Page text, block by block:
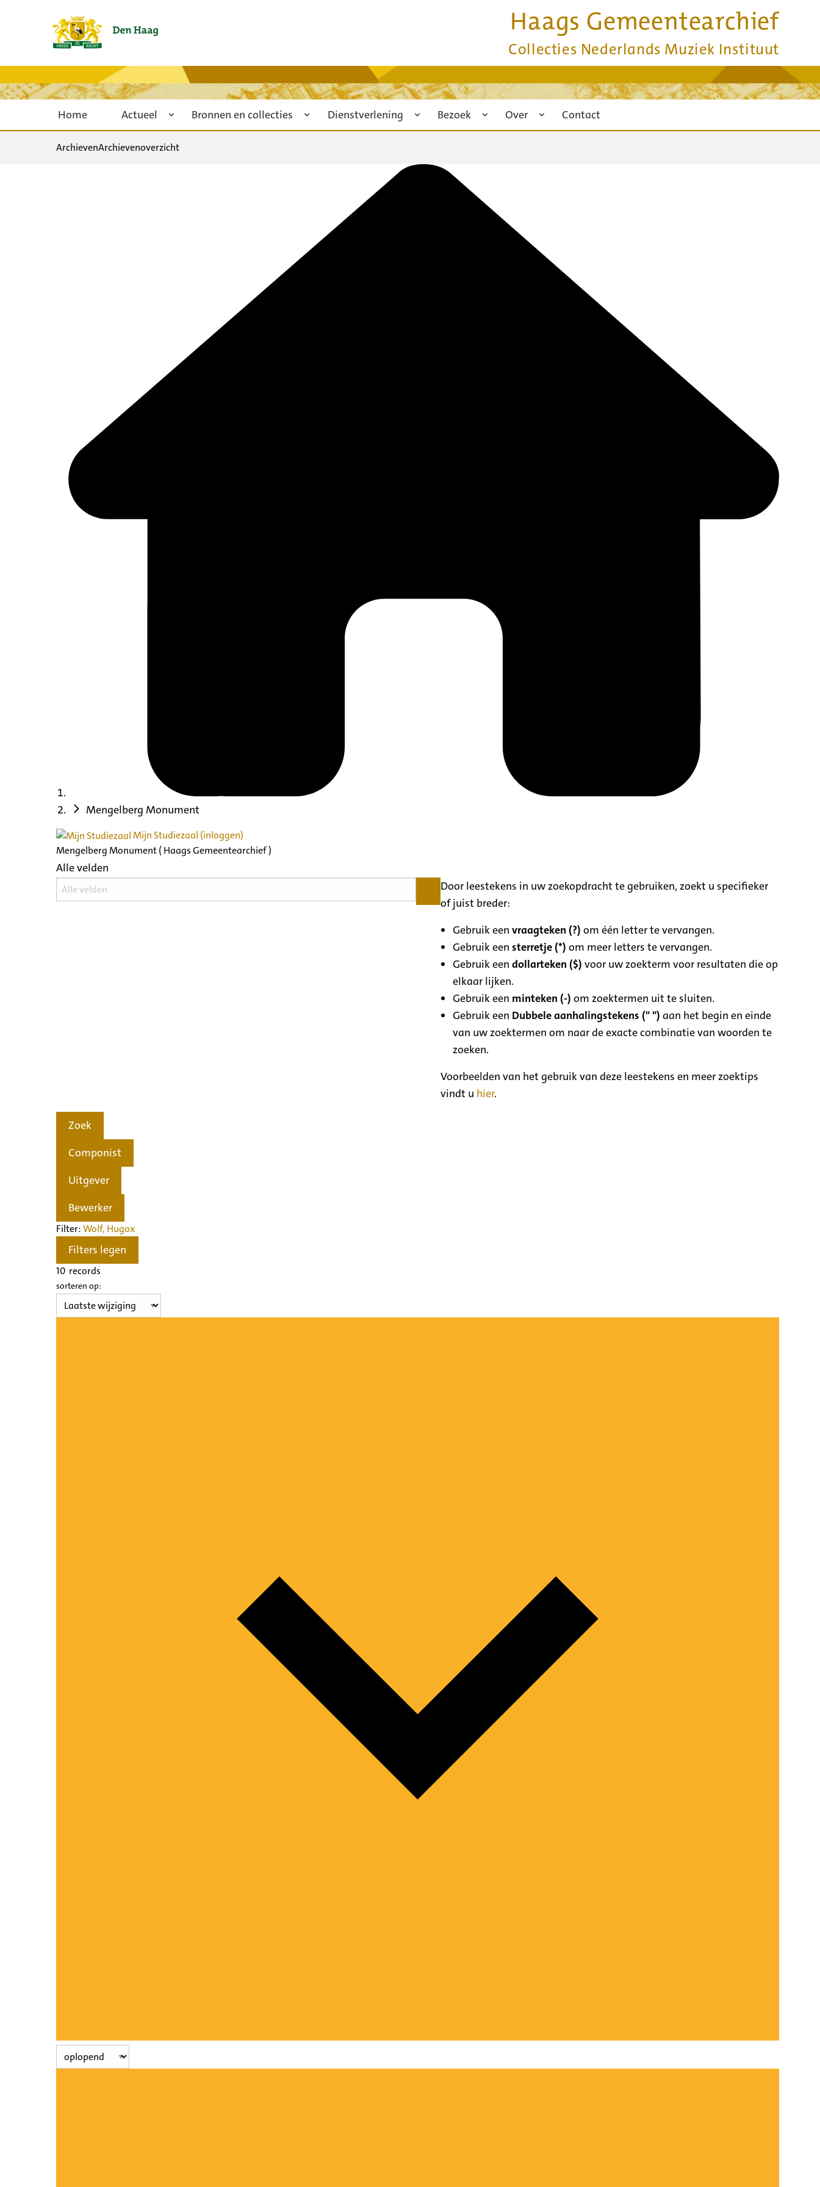
Haags Gemeentearchief
Collecties Nederlands Muziek Instituut
Home Actueel Bronnen en collecties Dienstverlening Bezoek Over Contact
ArchievenArchievenoverzicht
Mengelberg Monument
Mijn Studiezaal (inloggen)
Mengelberg Monument ( Haags Gemeentearchief )
Alle velden
Door leestekens in uw zoekopdracht te gebruiken, zoekt u specifieker
of juist breder:
Gebruik eenvraagteken (?) om één letter te vervangen.
Gebruik eensterretje (*) om meer letters te vervangen.
Gebruik eendollarteken ($) voor uw zoekterm voor resultaten die op
elkaar lijken.
Gebruik een minteken (-) om zoektermen uit te sluiten.
Gebruik een Dubbele aanhalingstekens (" ") aan het begin en einde
van uw zoektermen om naar de exacte combinatie van woorden te
zoeken.
Voorbeelden van het gebruik van deze leestekens en meer zoektips
vindt u hier.
Zoek
Componist
Uitgever
Bewerker
Filter:Wolf, Hugox
Filters legen
10 records
sorteren op: